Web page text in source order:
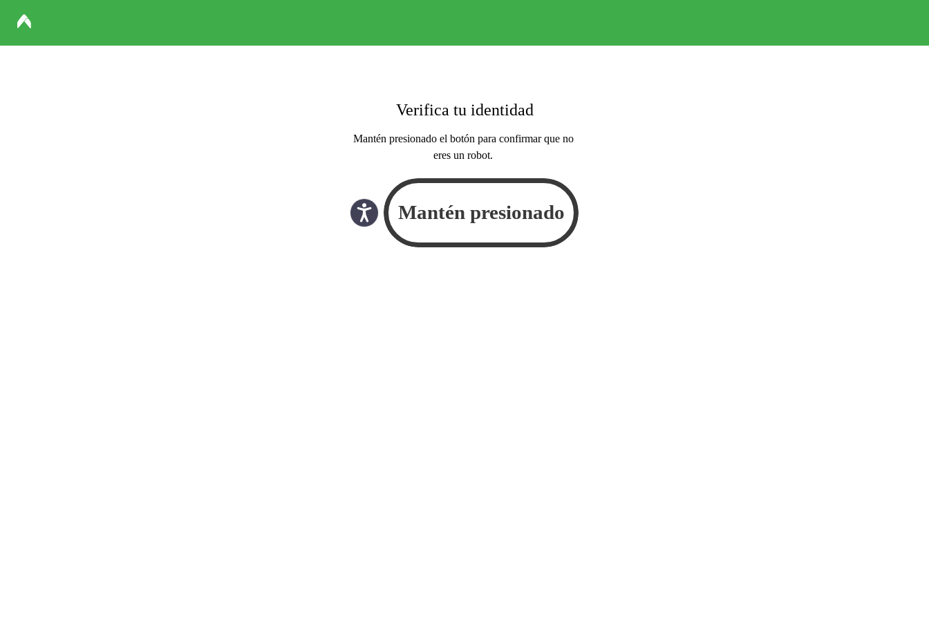
Verifica tu identidad
Mantén presionado el botón para confirmar que no
eres un robot.